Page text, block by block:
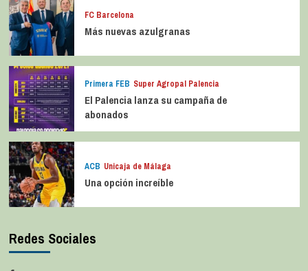
FC Barcelona
Más nuevas azulgranas
Primera FEB Super Agropal Palencia
El Palencia lanza su campaña de
abonados
ACB Unicaja de Málaga
Una opción increíble
Redes Sociales